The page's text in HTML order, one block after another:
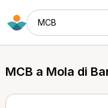
MCB
MCB a Mola di